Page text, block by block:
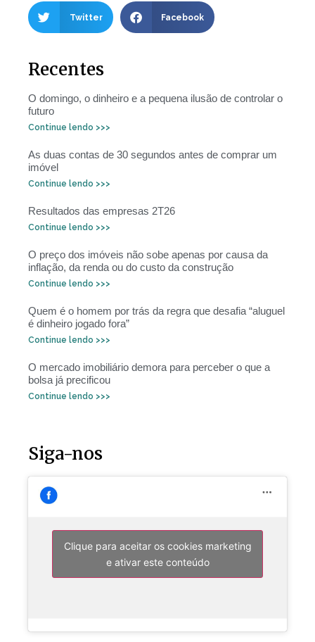
Twitter Facebook
Recentes
O domingo, o dinheiro e a pequena ilusão de controlar o
futuro
Continue lendo >>>
As duas contas de 30 segundos antes de comprar um
imóvel
Continue lendo >>>
Resultados das empresas 2T26
Continue lendo >>>
O preço dos imóveis não sobe apenas por causa da
inflação, da renda ou do custo da construção
Continue lendo >>>
Quem é o homem por trás da regra que desafia “aluguel
é dinheiro jogado fora”
Continue lendo >>>
O mercado imobiliário demora para perceber o que a
bolsa já precificou
Continue lendo >>>
Siga-nos
Clique para aceitar os cookies marketing
e ativar este conteúdo